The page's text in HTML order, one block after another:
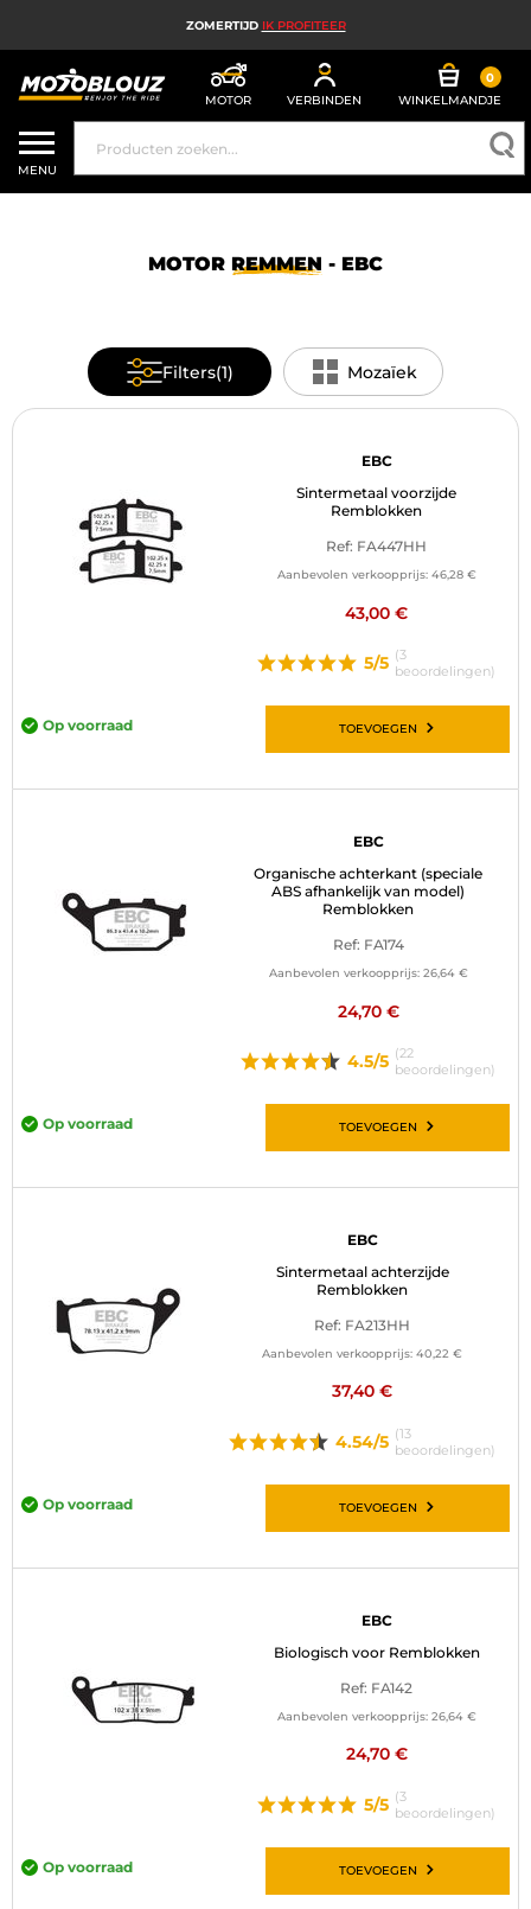
ZOMERTIJD IK PROFITEER
MOTOR VERBINDEN
0
WINKELMANDJE
MOTORHELM
MOTORUITRUSTING HEREN
MOTORAIRBAG
MOTORACCESSOIRES
BAGAGE
AANBIEDINGEN EN GOEDE DEALS
CONTACT MET ONS OPNEMEN
MENU
MOTOR REMMEN - EBC
Filters(1) Mozaïek
EBC
Sintermetaal voorzijde
Remblokken
Ref: FA447HH
Aanbevolen verkoopprijs: 46,28 €
43,00 €
5/5 (3
beoordelingen)
Op voorraad TOEVOEGEN
EBC
Organische achterkant (speciale
ABS afhankelijk van model)
Remblokken
Ref: FA174
Aanbevolen verkoopprijs: 26,64 €
24,70 €
4.5/5 (22
beoordelingen)
Op voorraad TOEVOEGEN
EBC
Sintermetaal achterzijde
Remblokken
Ref: FA213HH
Aanbevolen verkoopprijs: 40,22 €
37,40 €
4.54/5 (13
beoordelingen)
Op voorraad TOEVOEGEN
EBC
Biologisch voor Remblokken
Ref: FA142
Aanbevolen verkoopprijs: 26,64 €
24,70 €
5/5 (3
beoordelingen)
Op voorraad TOEVOEGEN